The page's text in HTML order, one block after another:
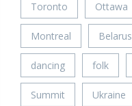
Toronto Ottawa
Montreal Belarus
dancing folk
Summit Ukraine